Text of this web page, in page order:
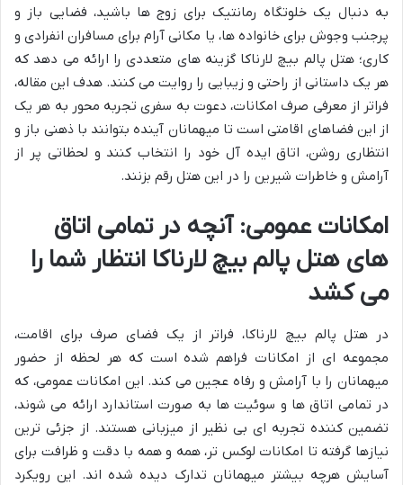
به دنبال یک خلوتگاه رمانتیک برای زوج ها باشید، فضایی باز و
پرجنب وجوش برای خانواده ها، یا مکانی آرام برای مسافران انفرادی و
کاری؛ هتل پالم بیچ لارناکا گزینه های متعددی را ارائه می دهد که
هر یک داستانی از راحتی و زیبایی را روایت می کنند. هدف این مقاله،
فراتر از معرفی صرف امکانات، دعوت به سفری تجربه محور به هر یک
از این فضاهای اقامتی است تا میهمانان آینده بتوانند با ذهنی باز و
انتظاری روشن، اتاق ایده آل خود را انتخاب کنند و لحظاتی پر از
آرامش و خاطرات شیرین را در این هتل رقم بزنند.
امکانات عمومی: آنچه در تمامی اتاق
های هتل پالم بیچ لارناکا انتظار شما را
می کشد
در هتل پالم بیچ لارناکا، فراتر از یک فضای صرف برای اقامت،
مجموعه ای از امکانات فراهم شده است که هر لحظه از حضور
میهمانان را با آرامش و رفاه عجین می کند. این امکانات عمومی، که
در تمامی اتاق ها و سوئیت ها به صورت استاندارد ارائه می شوند،
تضمین کننده تجربه ای بی نظیر از میزبانی هستند. از جزئی ترین
نیازها گرفته تا امکانات لوکس تر، همه و همه با دقت و ظرافت برای
آسایش هرچه بیشتر میهمانان تدارک دیده شده اند. این رویکرد